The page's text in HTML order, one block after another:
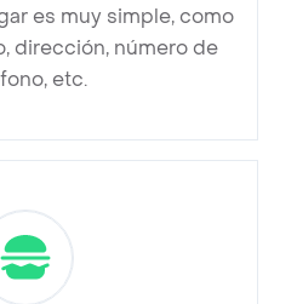
es muy simple, como
dirección, número de
etc.